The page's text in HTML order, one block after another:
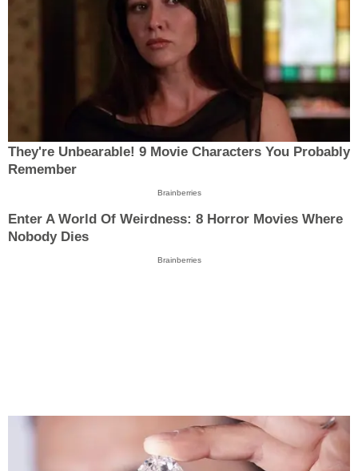
They're Unbearable! 9 Movie Characters You Probably
Remember
Brainberries
Enter A World Of Weirdness: 8 Horror Movies Where
Nobody Dies
Brainberries